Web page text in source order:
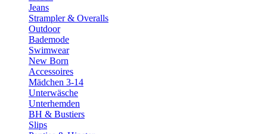
Jeans
Strampler & Overalls
Outdoor
Bademode
Swimwear
New Born
Accessoires
Mädchen 3-14
Unterwäsche
Unterhemden
BH & Bustiers
Slips